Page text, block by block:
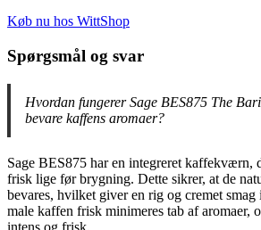
Køb nu hos WittShop
Spørgsmål og svar
Hvordan fungerer Sage BES875 The
bevare kaffens aromaer?
Sage BES875 har en integreret kaffekværn,
frisk lige før brygning. Dette sikrer, at de
bevares, hvilket giver en rig og cremet smag
male kaffen frisk minimeres tab af aromaer,
intens og frisk.